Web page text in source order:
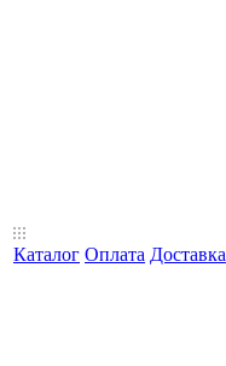
Каталог Оплата Доставка